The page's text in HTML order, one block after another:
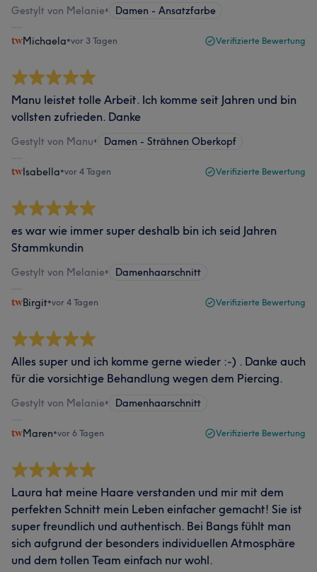
Gestylt von Melanie• Damen - Ansatzfarbe
Michaela•vor 3 Tagen Verifizierte Bewertung
Manu leistet tolle Arbeit. Ich komme seit Jahren und bin
vollsten zufrieden. Danke
Gestylt von Manu• Damen - Strähnen Oberkopf
Isabella•vor 4 Tagen Verifizierte Bewertung
es war wie immer super deshalb bin ich seid Jahren
Stammkundin
Gestylt von Melanie• Damenhaarschnitt
Birgit•vor 4 Tagen Verifizierte Bewertung
Alles super und ich komme gerne wieder :-) . Danke auch
für die vorsichtige Behandlung wegen dem Piercing.
Gestylt von Melanie• Damenhaarschnitt
Maren•vor 6 Tagen Verifizierte Bewertung
Laura hat meine Haare verstanden und mir mit dem
perfekten Schnitt mein Leben einfacher gemacht! Sie ist
super freundlich und authentisch. Bei Bangs fühlt man
sich aufgrund der besonders individuellen Atmosphäre
und dem tollen Team einfach nur wohl.